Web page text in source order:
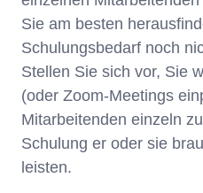
Sie am besten
Schulungsbedarf noch
Stellen Sie sich vor, Sie
(oder Zoom-Meetings
Mitarbeitenden einzeln
Schulung er oder sie
leisten.